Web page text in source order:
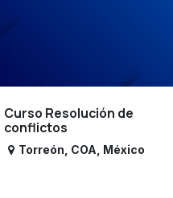
Curso Resolución de
conflictos
Torreón COA México